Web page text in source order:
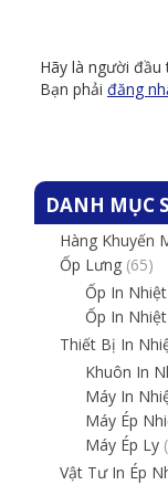
Hãy là người đầu
Bạn phải đăng
DANH MỤC
Hàng Khuyến
Ốp Lưng (65)
Ốp In
Ốp In
Thiết Bị In
Khuôn In
Máy In
Máy Ép
Máy Ép Ly
Vật Tư In Ép